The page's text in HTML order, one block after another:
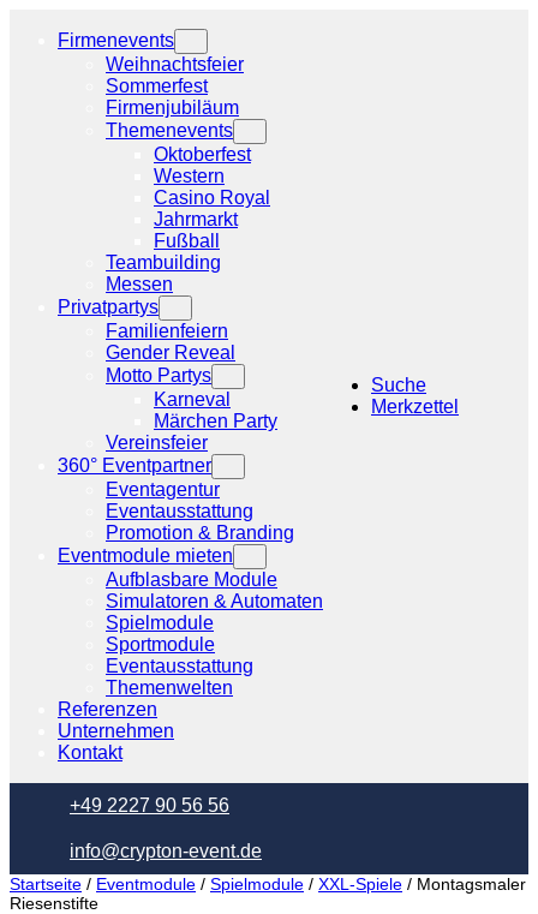
Firmenevents
Weihnachtsfeier
Sommerfest
Firmenjubiläum
Themenevents
Oktoberfest
Western
Casino Royal
Jahrmarkt
Fußball
Teambuilding
Messen
Privatpartys
Familienfeiern
Gender Reveal
Motto Partys
Karneval
Märchen Party
Vereinsfeier
360° Eventpartner
Eventagentur
Eventausstattung
Promotion & Branding
Eventmodule mieten
Aufblasbare Module
Simulatoren & Automaten
Spielmodule
Sportmodule
Eventausstattung
Themenwelten
Referenzen
Unternehmen
Kontakt
Suche
Merkzettel
+49 2227 90 56 56
info@crypton-event.de
Startseite / Eventmodule / Spielmodule / XXL-Spiele / Montagsmaler
Riesenstifte